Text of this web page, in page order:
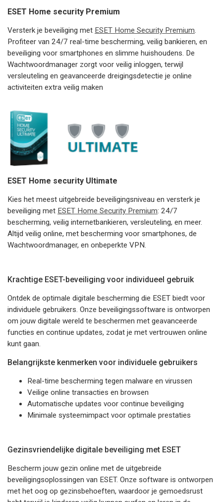
ESET Home security Premium
Versterk je beveiliging met ESET Home Security Premium.
Profiteer van 24/7 real-time bescherming, veilig bankieren, en
beveiliging voor smartphones en slimme huishoudens. De
Wachtwoordmanager zorgt voor veilig inloggen, terwijl
versleuteling en geavanceerde dreigingsdetectie je online
activiteiten extra veilig maken
ESET Home security Ultimate
Kies het meest uitgebreide beveiligingsniveau en versterk je
beveiliging met ESET Home Security Premium: 24/7
bescherming, veilig internetbankieren, versleuteling, en meer.
Altijd veilig online, met bescherming voor smartphones, de
Wachtwoordmanager, en onbeperkte VPN.
Krachtige ESET-beveiliging voor individueel gebruik
Ontdek de optimale digitale bescherming die ESET biedt voor
individuele gebruikers. Onze beveiligingssoftware is ontworpen
om jouw digitale wereld te beschermen met geavanceerde
functies en continue updates, zodat je met vertrouwen online
kunt gaan.
Belangrijkste kenmerken voor individuele gebruikers
Real-time bescherming tegen malware en virussen
Veilige online transacties en browsen
Automatische updates voor continue beveiliging
Minimale systeemimpact voor optimale prestaties
Gezinsvriendelijke digitale beveiliging met ESET
Bescherm jouw gezin online met de uitgebreide
beveiligingsoplossingen van ESET. Onze software is ontworpen
met het oog op gezinsbehoeften, waardoor je gemoedsrust